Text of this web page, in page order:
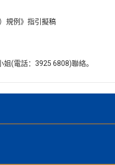
規例》指引擬稿
(電話：3925 6808)聯絡。